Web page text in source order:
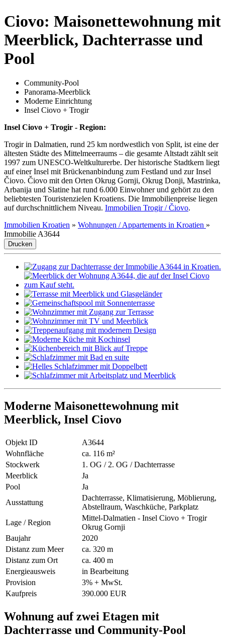
Ciovo: Maisonettewohnung mit
Meerblick, Dachterrasse und
Pool
Community-Pool
Panorama-Meerblick
Moderne Einrichtung
Insel Ciovo + Trogir
Insel Ciovo + Trogir - Region:
Trogir in Dalmatien, rund 25 km nordwestlich von Split, ist eine der
ältesten Städte des Mittelmeerraums – die gesamte Altstadt zählt seit
1997 zum UNESCO-Weltkulturerbe. Der historische Stadtkern liegt
auf einer Insel mit Brückenanbindung zum Festland und zur Insel
Čiovo. Čiovo mit den Orten Okrug Gornji, Okrug Donji, Mastrinka,
Arbanija und Slatine hat rund 6.000 Einwohner und gehört zu den
beliebtesten Touristenzielen Kroatiens. Die Immobilienpreise liegen
auf durchschnittlichem Niveau. Immobilien Trogir / Čiovo.
Immobilien Kroatien » Wohnungen / Appartements in Kroatien »
Immobilie A3644
Drucken
Moderne Maisonettewohnung mit
Meerblick, Insel Ciovo
Objekt ID
A3644
Wohnfläche
ca. 116 m²
Stockwerk
1. OG / 2. OG / Dachterrasse
Meerblick
Ja
Pool
Ja
Ausstattung
Dachterrasse, Klimatisierung, Möblierung,
Abstellraum, Waschküche, Parkplatz
Lage / Region
Mittel-Dalmatien - Insel Ciovo + Trogir
Okrug Gornji
Baujahr
2020
Distanz zum Meer
ca. 320 m
Distanz zum Ort
ca. 400 m
Energieausweis
in Bearbeitung
Provision
3% + MwSt.
Kaufpreis
390.000 EUR
Wohnung auf zwei Etagen mit
Dachterrasse und Community-Pool